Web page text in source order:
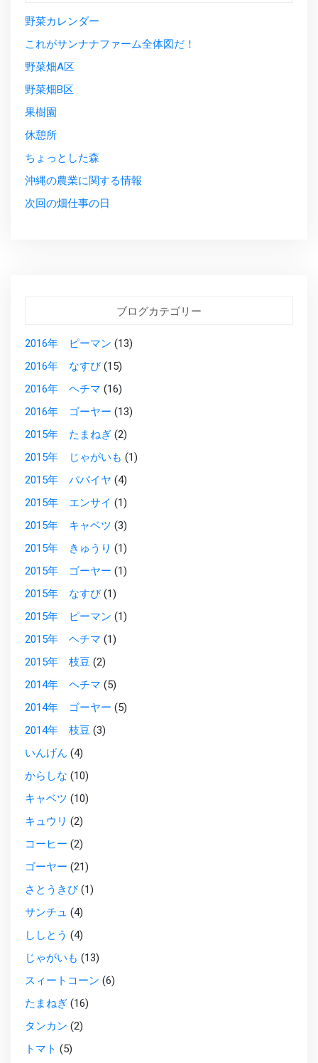
野菜カレンダー
これがサンナナファーム全体図だ！
野菜畑A区
野菜畑B区
果樹園
休憩所
ちょっとした森
沖縄の農業に関する情報
次回の畑仕事の日
ブログカテゴリー
2016年 ピーマン (13)
2016年 なすび(15)
2016年 ヘチマ (16)
2016年 ゴーヤー (13)
2015年 たまねぎ (2)
2015年 じゃがいも (1)
2015年 パパイヤ (4)
2015年 エンサイ (1)
2015年 キャベツ (3)
2015年 きゅうり (1)
2015年 ゴーヤー (1)
2015年 なすび(1)
2015年 ピーマン (1)
2015年 ヘチマ (1)
2015年 枝豆 (2)
2014年 ヘチマ (5)
2014年 ゴーヤー (5)
2014年 枝豆 (3)
いんげん (4)
からしな (10)
キャベツ (10)
キュウリ (2)
コーヒー (2)
ゴーヤー (21)
さとうきび(1)
サンチュ (4)
ししとう (4)
じゃがいも (13)
スィートコーン (6)
たまねぎ (16)
タンカン (2)
トマト (5)